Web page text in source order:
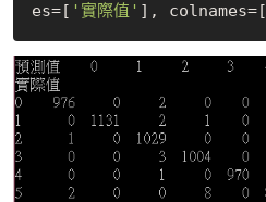
es=[ '實際值' ], colnames=[